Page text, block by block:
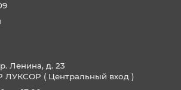
Ленина, д. 23
ЛУКСОР ( Центральный вход )